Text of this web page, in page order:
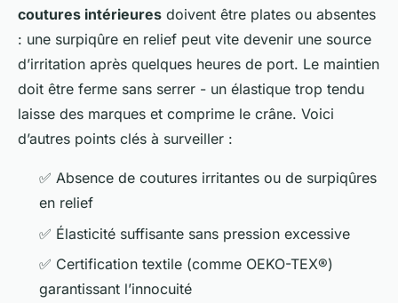
coutures intérieures doivent être plates ou absentes
: une surpiqûre en relief peut vite devenir une source
d’irritation après quelques heures de port. Le maintien
doit être ferme sans serrer - un élastique trop tendu
laisse des marques et comprime le crâne. Voici
d’autres points clés à surveiller :
✅ Absence de coutures irritantes ou de surpiqûres
en relief
✅ Élasticité suffisante sans pression excessive
✅ Certification textile (comme OEKO-TEX®)
garantissant l’innocuité